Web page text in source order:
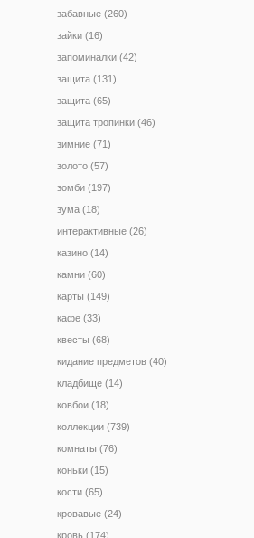
забавные (260)
зайки (16)
запоминалки (42)
защита (131)
защита (65)
защита тропинки (46)
зимние (71)
золото (57)
зомби (197)
зума (18)
интерактивные (26)
казино (14)
камни (60)
карты (149)
кафе (33)
квесты (68)
кидание предметов (40)
кладбище (14)
ковбои (18)
коллекции (739)
комнаты (76)
коньки (15)
кости (65)
кровавые (24)
кровь (174)